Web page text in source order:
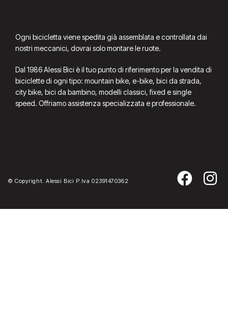
Ogni bicicletta viene spedita già assemblata e controllata dai
nostri meccanici, dovrai solo montare le ruote.
Dal 1986 Alessi Bici è il tuo punto di riferimento per la vendita di
biciclette di ogni tipo: mountain bike, e-bike, bici da strada,
city bike, bici da bambino, modelli classici, fixed e single
speed. Offriamo assistenza specializzata e professionale.
© Copyright. Alessi Bici P.Iva 02391470362